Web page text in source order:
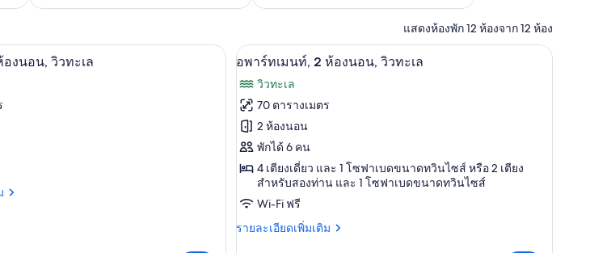
แสดงห้องพัก 12 ห้องจาก 12 ห้อง
ตู้นิรภัยในห้องพัก, โต๊ะทำงาน, เตารีด/โต๊ะรีดผ้า
งนอน, วิวทะเล
เปิด
ภาพถ่าย
ทั้งหมด
ของ
อ
พาร์
ท
ตู้นิรภัยในห้องพัก, โต๊ะทำงาน, เตารีด/โต๊ะรีดผ้า
3
อพาร์ทเมนท์, 2 ห้องนอน, วิวทะเล
วิวทะเล
70 ตารางเมตร
2 ห้องนอน
พักได้ 6 คน
4 เตียงเดี่ยว และ 1 โซฟาเบดขนาดทวินไซส์ หรือ 2 เตียง
สำหรับสองท่าน และ 1 โซฟาเบดขนาดทวินไซส์
Wi-Fi ฟรี
รายละเอียดเพิ่มเติม
ราย